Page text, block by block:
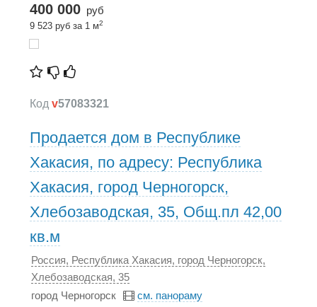
400 000 руб
9 523 руб за 1 м2
Код v57083321
Продается дом в Республике
Хакасия, по адресу: Республика
Хакасия, город Черногорск,
Хлебозаводская, 35, Общ.пл 42,00
кв.м
Россия, Республика Хакасия, город Черногорск,
Хлебозаводская, 35
город Черногорск
см. панораму